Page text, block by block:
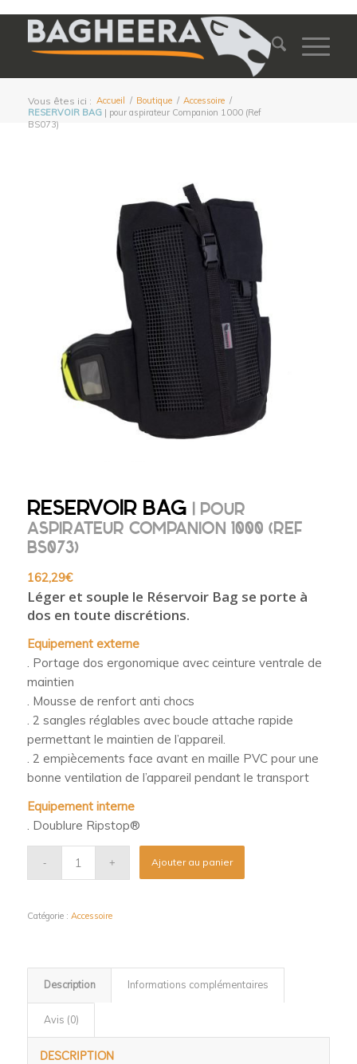
Vous êtes ici : Accueil / Boutique / Accessoire /
RESERVOIR BAG | pour aspirateur Companion 1000 (Ref
BS073)
RESERVOIR BAG | POUR
ASPIRATEUR COMPANION 1000 (REF
BS073)
162,29€
Léger et souple le Réservoir Bag se porte à
dos en toute discrétions.
Equipement externe
. Portage dos ergonomique avec ceinture ventrale de
maintien
. Mousse de renfort anti chocs
. 2 sangles réglables avec boucle attache rapide
permettant le maintien de l’appareil.
. 2 empiècements face avant en maille PVC pour une
bonne ventilation de l’appareil pendant le transport
Equipement interne
. Doublure Ripstop®
Ajouter au panier
Catégorie : Accessoire
Description Informations complémentaires
Avis (0)
DESCRIPTION